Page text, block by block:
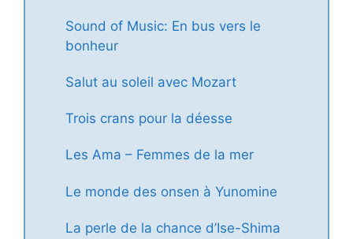
Sound of Music: En bus vers le
bonheur
Salut au soleil avec Mozart
Trois crans pour la déesse
Les Ama – Femmes de la mer
Le monde des onsen à Yunomine
La perle de la chance d’Ise-Shima